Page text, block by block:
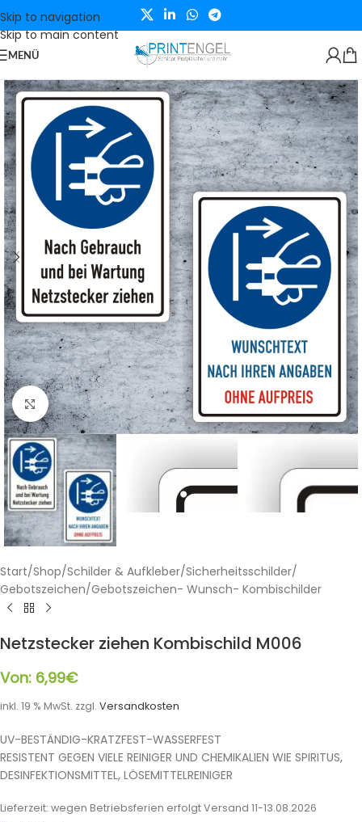
Skip to navigation
Skip to main content
MENÜ
Klicken zum Vergrößern
Start/Shop/Schilder & Aufkleber/Sicherheitsschilder/
Gebotszeichen/Gebotszeichen- Wunsch- Kombischilder
Netzstecker ziehen Kombischild M006
Von: 6,99€
inkl. 19 % MwSt. zzgl. Versandkosten
UV-BESTÄNDIG-KRATZFEST-WASSERFEST
RESISTENT GEGEN VIELE REINIGER UND CHEMIKALIEN WIE SPIRITUS,
DESINFEKTIONSMITTEL, LÖSEMITTELREINIGER
Lieferzeit: wegen Betriebsferien erfolgt Versand 11-13.08.2026